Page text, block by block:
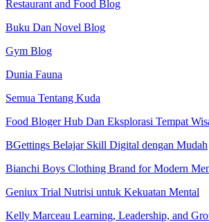
Restaurant and Food Blog
Buku Dan Novel Blog
Gym Blog
Dunia Fauna
Semua Tentang Kuda
Food Bloger Hub Dan Eksplorasi Tempat
BGettings Belajar Skill Digital dengan Mudah
Bianchi Boys Clothing Brand for Modern
Geniux Trial Nutrisi untuk Kekuatan Mental
Kelly Marceau Learning, Leadership, and